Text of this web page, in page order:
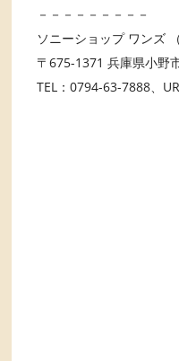
－－－－－－－－－
ソニーショップ ワンズ
〒675-1371 兵庫県小野
TEL：0794-63-7888、